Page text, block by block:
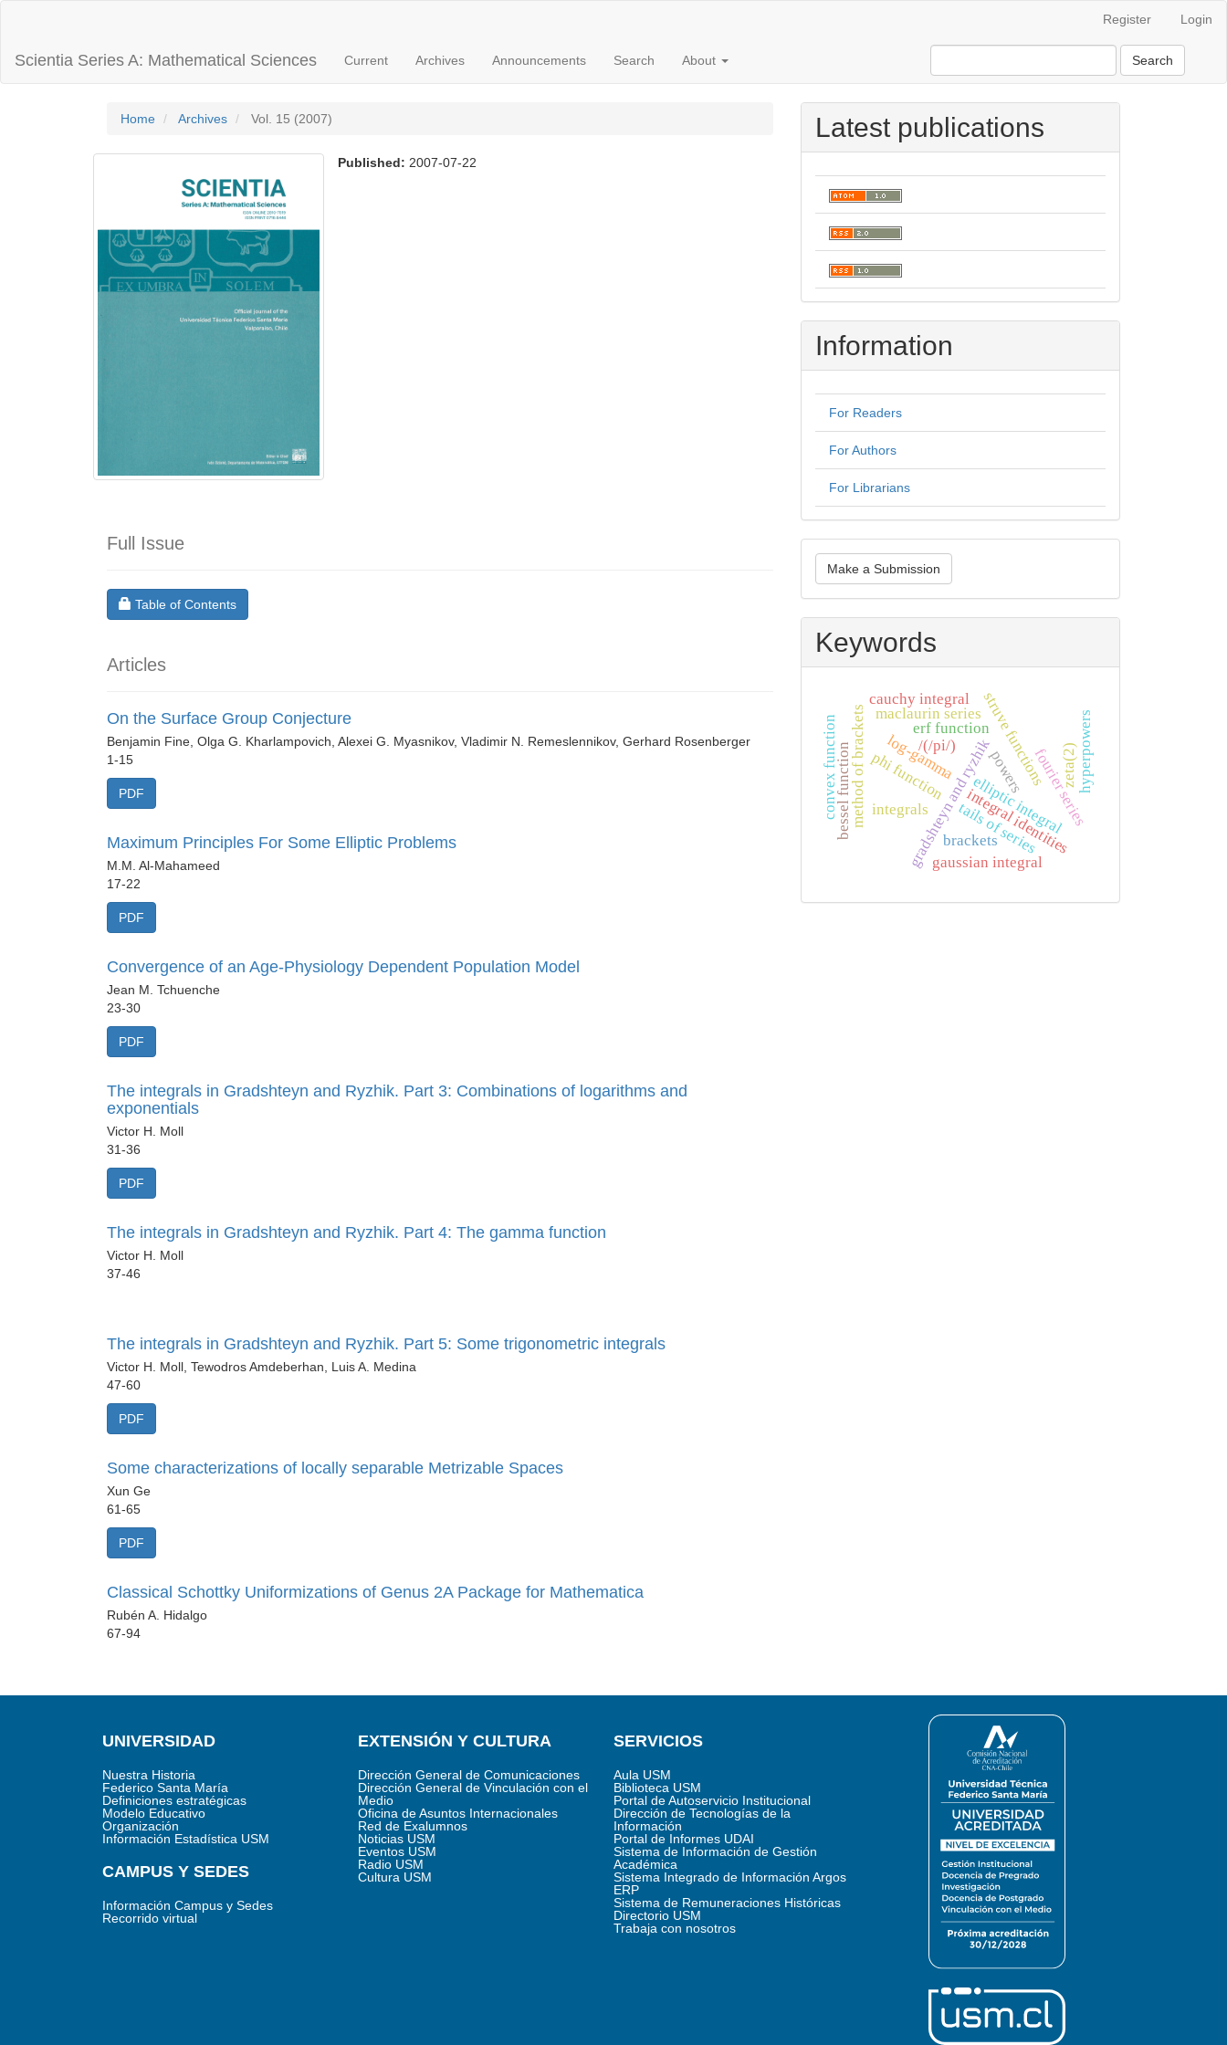
Content
Sidebar
Register Login
Scientia Series A: Mathematical Sciences Current Archives Announcements Search About Search
Home Archives Vol. 15 (2007)
Published: 2007-07-22
Full Issue
Requires Subscription
Table of Contents
Articles
On the Surface Group Conjecture
Benjamin Fine, Olga G. Kharlampovich, Alexei G. Myasnikov, Vladimir N. Remeslennikov, Gerhard Rosenberger
1-15
PDF
Maximum Principles For Some Elliptic Problems
M.M. Al-Mahameed
17-22
PDF
Convergence of an Age-Physiology Dependent Population Model
Jean M. Tchuenche
23-30
PDF
The integrals in Gradshteyn and Ryzhik. Part 3: Combinations of logarithms and
exponentials
Victor H. Moll
31-36
PDF
The integrals in Gradshteyn and Ryzhik. Part 4: The gamma function
Victor H. Moll
37-46
The integrals in Gradshteyn and Ryzhik. Part 5: Some trigonometric integrals
Victor H. Moll, Tewodros Amdeberhan, Luis A. Medina
47-60
PDF
Some characterizations of locally separable Metrizable Spaces
Xun Ge
61-65
PDF
Classical Schottky Uniformizations of Genus 2A Package for Mathematica
Rubén A. Hidalgo
67-94
Latest publications
Information
For Readers
For Authors
For Librarians
Make
a
Submission
Make a Submission
Keywords
integralsgradshteyn and ryzhik
phi function
erf function
method of brackets integral identities
bessel function
struve functions
elliptic integral
log-gamma fourier series
maclaurin series
tails of series
powers hyperpowers
convex function
gaussian integral
/(/pi/)
cauchy integral
zeta(2)
brackets
UNIVERSIDAD
Nuestra Historia
Federico Santa María
Definiciones estratégicas
Modelo Educativo
Organización
Información Estadística USM
CAMPUS Y SEDES
Información Campus y Sedes
Recorrido virtual
EXTENSIÓN Y CULTURA
Dirección General de Comunicaciones
Dirección General de Vinculación con el
Medio
Oficina de Asuntos Internacionales
Red de Exalumnos
Noticias USM
Eventos USM
Radio USM
Cultura USM
SERVICIOS
Aula USM
Biblioteca USM
Portal de Autoservicio Institucional
Dirección de Tecnologías de la
Información
Portal de Informes UDAI
Sistema de Información de Gestión
Académica
Sistema Integrado de Información Argos
ERP
Sistema de Remuneraciones Históricas
Directorio USM
Trabaja con nosotros